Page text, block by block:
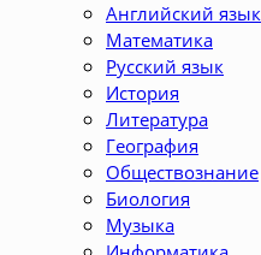
Английский язык
Математика
Русский язык
История
Литература
География
Обществознание
Биология
Музыка